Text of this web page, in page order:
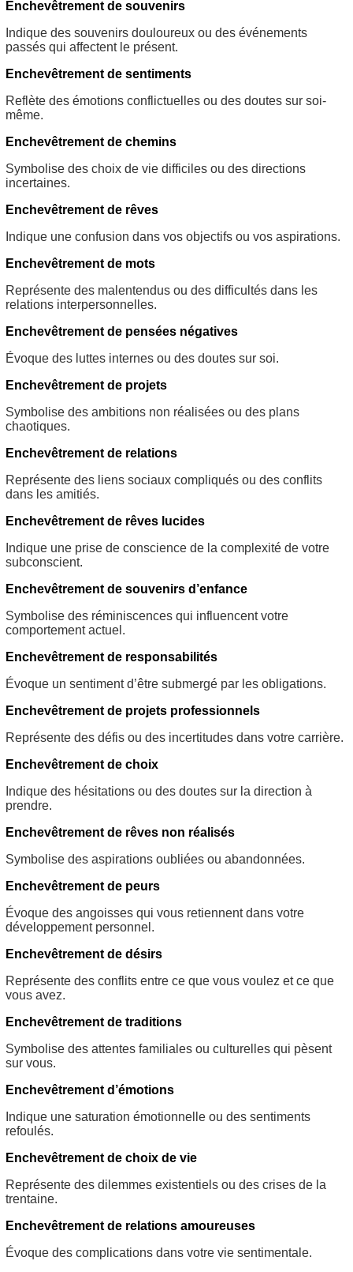
Enchevêtrement de souvenirs
Indique des souvenirs douloureux ou des événements
passés qui affectent le présent.
Enchevêtrement de sentiments
Reflète des émotions conflictuelles ou des doutes sur soi-
même.
Enchevêtrement de chemins
Symbolise des choix de vie difficiles ou des directions
incertaines.
Enchevêtrement de rêves
Indique une confusion dans vos objectifs ou vos aspirations.
Enchevêtrement de mots
Représente des malentendus ou des difficultés dans les
relations interpersonnelles.
Enchevêtrement de pensées négatives
Évoque des luttes internes ou des doutes sur soi.
Enchevêtrement de projets
Symbolise des ambitions non réalisées ou des plans
chaotiques.
Enchevêtrement de relations
Représente des liens sociaux compliqués ou des conflits
dans les amitiés.
Enchevêtrement de rêves lucides
Indique une prise de conscience de la complexité de votre
subconscient.
Enchevêtrement de souvenirs d’enfance
Symbolise des réminiscences qui influencent votre
comportement actuel.
Enchevêtrement de responsabilités
Évoque un sentiment d’être submergé par les obligations.
Enchevêtrement de projets professionnels
Représente des défis ou des incertitudes dans votre carrière.
Enchevêtrement de choix
Indique des hésitations ou des doutes sur la direction à
prendre.
Enchevêtrement de rêves non réalisés
Symbolise des aspirations oubliées ou abandonnées.
Enchevêtrement de peurs
Évoque des angoisses qui vous retiennent dans votre
développement personnel.
Enchevêtrement de désirs
Représente des conflits entre ce que vous voulez et ce que
vous avez.
Enchevêtrement de traditions
Symbolise des attentes familiales ou culturelles qui pèsent
sur vous.
Enchevêtrement d’émotions
Indique une saturation émotionnelle ou des sentiments
refoulés.
Enchevêtrement de choix de vie
Représente des dilemmes existentiels ou des crises de la
trentaine.
Enchevêtrement de relations amoureuses
Évoque des complications dans votre vie sentimentale.